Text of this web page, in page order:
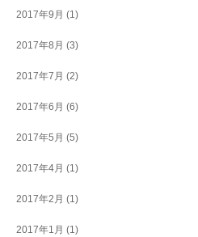
2017年9月 (1)
2017年8月 (3)
2017年7月 (2)
2017年6月 (6)
2017年5月 (5)
2017年4月 (1)
2017年2月 (1)
2017年1月 (1)